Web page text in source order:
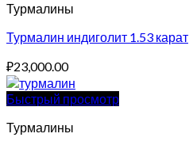
Турмалины
Турмалин индиголит 1.53 карат
₽23,000.00
Быстрый просмотр
Турмалины